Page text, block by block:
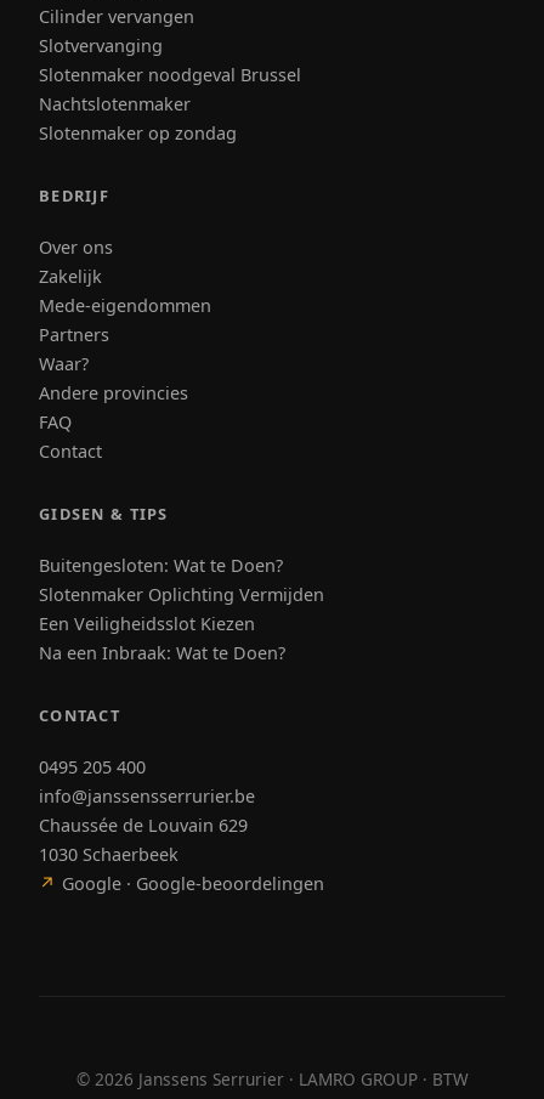
Cilinder vervangen
Slotvervanging
Slotenmaker noodgeval Brussel
Nachtslotenmaker
Slotenmaker op zondag
BEDRIJF
Over ons
Zakelijk
Mede-eigendommen
Partners
Waar?
Andere provincies
FAQ
Contact
GIDSEN & TIPS
Buitengesloten: Wat te Doen?
Slotenmaker Oplichting Vermijden
Een Veiligheidsslot Kiezen
Na een Inbraak: Wat te Doen?
CONTACT
0495 205 400
info@janssensserrurier.be
Chaussée de Louvain 629
1030 Schaerbeek
↗ Google · Google-beoordelingen
© 2026 Janssens Serrurier · LAMRO GROUP · BTW